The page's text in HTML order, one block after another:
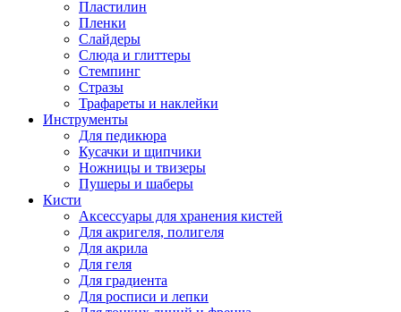
Пластилин
Пленки
Слайдеры
Слюда и глиттеры
Стемпинг
Стразы
Трафареты и наклейки
Инструменты
Для педикюра
Кусачки и щипчики
Ножницы и твизеры
Пушеры и шаберы
Кисти
Аксессуары для хранения кистей
Для акригеля, полигеля
Для акрила
Для геля
Для градиента
Для росписи и лепки